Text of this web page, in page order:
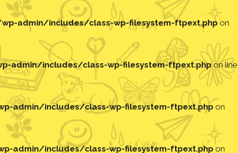
admin/includes/class-wp-filesystem-ftpext.phpon
admin/includes/class-wp-filesystem-ftpext.phpon line
admin/includes/class-wp-filesystem-ftpext.phpon
admin/includes/class-wp-filesystem-ftpext.phpon